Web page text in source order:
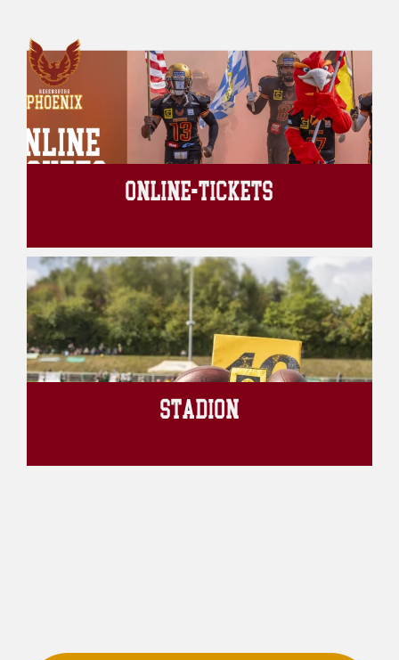
ONLINE-TICKETS
STADION